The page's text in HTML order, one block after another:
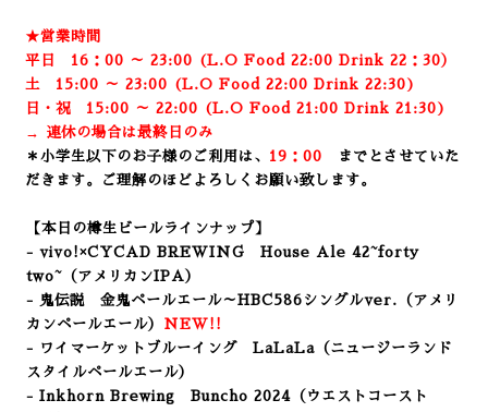
★営業時間
平日 16：00 ～ 23:00 (L.O Food 22:00 Drink 22：30）
土 15:00 ～ 23:00 (L.O Food 22:00 Drink 22:30)
日・祝 15:00 ～ 22:00 (L.O Food 21:00 Drink 21:30)
→ 連休の場合は最終日のみ
＊小学生以下のお子様のご利用は、 19：00
までとさせていた
だきます。ご理解のほどよろしくお願い致します。
【本日の樽生ビールラインナップ】
- vivo!×CYCAD BREWING House Ale 42~forty
two~（アメリカンIPA）
- 鬼伝説 金鬼ペールエール～HBC586シングルver.（アメリ
カンペールエール） NEW!!
- ワイマーケットブルーイング LaLaLa （ニュージーランド
スタイルペールエール）
- Inkhorn Brewing Buncho 2024 （ウエストコースト